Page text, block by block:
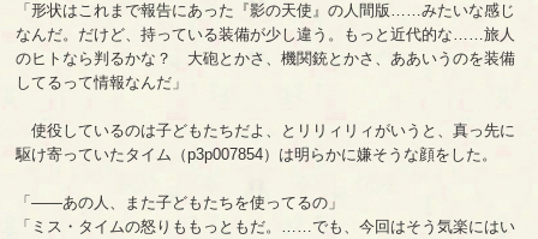
「形状はこれまで報告にあった『影の天使』の人間版……みたいな感じ
なんだ。だけど、持っている装備が少し違う。もっと近代的な……旅人
のヒトなら判るかな？ 大砲とかさ、機関銃とかさ、ああいうのを装備
してるって情報なんだ」
使役しているのは子どもたちだよ、とリリィリィがいうと、真っ先に
駆け寄っていたタイム（p3p007854）は明らかに嫌そうな顔をした。
「――あの人、また子どもたちを使ってるの」
「ミス・タイムの怒りももっともだ。……でも、今回はそう気楽にはい